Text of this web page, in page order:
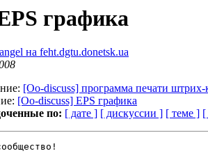
графика
angel на feht.dgtu.donetsk.ua
[Oo-discuss] программа печати штрих-
[Oo-discuss] EPS графика
по: [ дате ] [ дискуссии ] [ теме ] [